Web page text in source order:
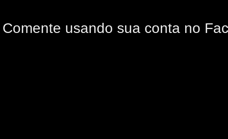
Comente usando sua conta no